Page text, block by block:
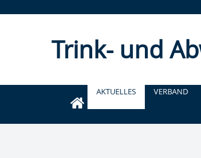
Trink- und
AKTUELLES VERBAND